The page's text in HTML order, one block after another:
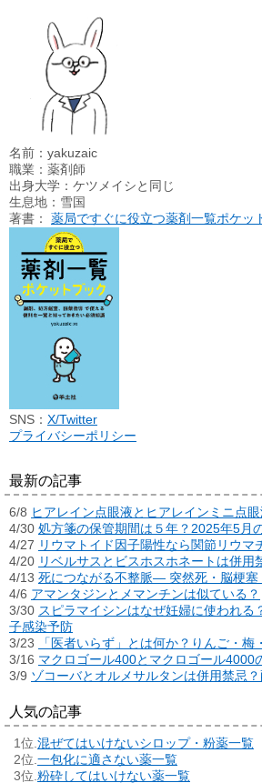
名前：yakuzaic
職業：薬剤師
出身大学：ケツメイシと同じ
生息地：雪国
著書： 薬局ですぐに役立つ薬剤一覧ポケッ
SNS： X/Twitter
プライバシーポリシー
最新の記事
6/8 ヒアレイン点眼液とヒアレインミニ点
4/30 処方箋の保管期間は５年？2025年5月
4/27 リウマトイド因子陽性なら関節リウマ
4/20 リベルサスとビスホスホネートは併用
4/13 死につながる不整脈― 突然死・脳梗塞
4/6 アマンタジンとメマンチンは似ている？
3/30 スピラマイシンはなぜ妊婦に使われ
子感染予防
3/23
「医者いらず」とは何か？りんご・梅
3/16 マクロゴール400とマクロゴール4000
3/9 ゾコーバとオルメサルタンは併用禁忌
人気の記事
混ぜてはいけないシロップ・粉薬一覧
一包化に適さない薬一覧
粉砕してはいけない薬一覧